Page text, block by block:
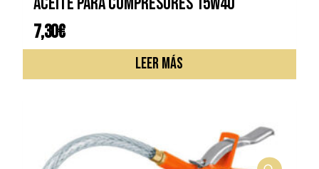
7,30€
LEER MÁS